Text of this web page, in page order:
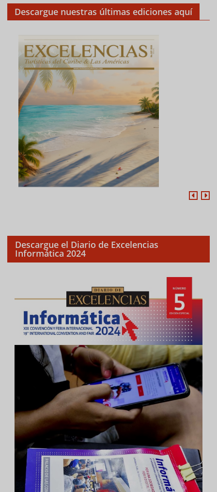
Descargue nuestras últimas ediciones aquí
Descargue el Diario de Excelencias
Informática 2024